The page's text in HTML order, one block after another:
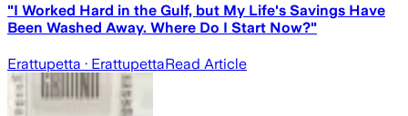
"I Worked Hard in the Gulf, but My Life's Savings Have
Been Washed Away. Where Do I Start Now?"
Erattupetta · ErattupettaRead Article